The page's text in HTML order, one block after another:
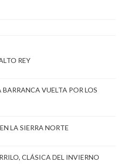
REY
VUELTA POR LOS
LA SIERRA NORTE
CLÁSICA DEL INVIERNO